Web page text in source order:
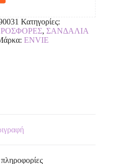
Κατηγορίες:
, ΣΑΝΔΑΛΙΑ
ENVIE